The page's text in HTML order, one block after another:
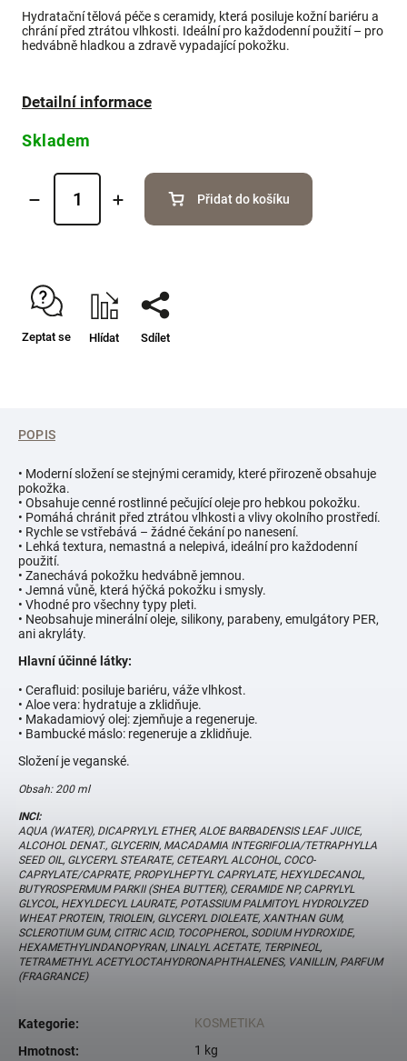
Hydratační tělová péče s ceramidy, která posiluje kožní bariéru a
chrání před ztrátou vlhkosti. Ideální pro každodenní použití – pro
hedvábně hladkou a zdravě vypadající pokožku.
Detailní informace
Skladem
Přidat do košíku
Zeptat se Hlídat Sdílet
POPIS
• Moderní složení se stejnými ceramidy, které přirozeně obsahuje
pokožka.
• Obsahuje cenné rostlinné pečující oleje pro hebkou pokožku.
• Pomáhá chránit před ztrátou vlhkosti a vlivy okolního prostředí.
• Rychle se vstřebává – žádné čekání po nanesení.
• Lehká textura, nemastná a nelepivá, ideální pro každodenní
použití.
• Zanechává pokožku hedvábně jemnou.
• Jemná vůně, která hýčká pokožku i smysly.
• Vhodné pro všechny typy pleti.
• Neobsahuje minerální oleje, silikony, parabeny, emulgátory PER,
ani akryláty.
Hlavní účinné látky:
• Cerafluid: posiluje bariéru, váže vlhkost.
• Aloe vera: hydratuje a zklidňuje.
• Makadamiový olej: zjemňuje a regeneruje.
• Bambucké máslo: regeneruje a zklidňuje.
Složení je veganské.
Obsah: 200 ml
INCI:
AQUA (WATER), DICAPRYLYL ETHER, ALOE BARBADENSIS LEAF JUICE,
ALCOHOL DENAT., GLYCERIN, MACADAMIA INTEGRIFOLIA/TETRAPHYLLA
SEED OIL, GLYCERYL STEARATE, CETEARYL ALCOHOL, COCO-
CAPRYLATE/CAPRATE, PROPYLHEPTYL CAPRYLATE, HEXYLDECANOL,
BUTYROSPERMUM PARKII (SHEA BUTTER), CERAMIDE NP, CAPRYLYL
GLYCOL, HEXYLDECYL LAURATE, POTASSIUM PALMITOYL HYDROLYZED
WHEAT PROTEIN, TRIOLEIN, GLYCERYL DIOLEATE, XANTHAN GUM,
SCLEROTIUM GUM, CITRIC ACID, TOCOPHEROL, SODIUM HYDROXIDE,
HEXAMETHYLINDANOPYRAN, LINALYL ACETATE, TERPINEOL,
TETRAMETHYL ACETYLOCTAHYDRONAPHTHALENES, VANILLIN, PARFUM
(FRAGRANCE)
Kategorie:
KOSMETIKA
Hmotnost: 1 kg